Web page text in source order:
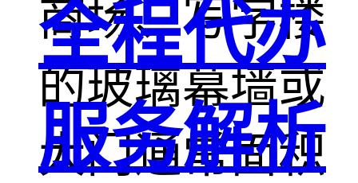
商场、写字楼
的玻璃幕墙或
大门通常面积
全程代办
服务解析